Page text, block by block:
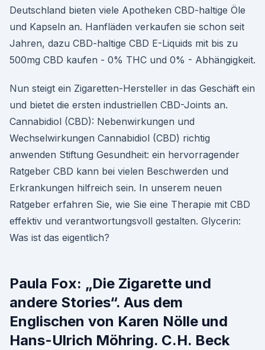
Deutschland bieten viele Apotheken CBD-haltige Öle
und Kapseln an. Hanfläden verkaufen sie schon seit
Jahren, dazu CBD-haltige CBD E-Liquids mit bis zu
500mg CBD kaufen - 0% THC und 0% - Abhängigkeit.
Nun steigt ein Zigaretten-Hersteller in das Geschäft ein
und bietet die ersten industriellen CBD-Joints an.
Cannabidiol (CBD): Nebenwirkungen und
Wechselwirkungen Cannabidiol (CBD) richtig
anwenden Stiftung Gesundheit: ein hervorragender
Ratgeber CBD kann bei vielen Beschwerden und
Erkrankungen hilfreich sein. In unserem neuen
Ratgeber erfahren Sie, wie Sie eine Therapie mit CBD
effektiv und verantwortungsvoll gestalten. Glycerin:
Was ist das eigentlich?
Paula Fox: „Die Zigarette und
andere Stories“. Aus dem
Englischen von Karen Nölle und
Hans-Ulrich Möhring. C.H. Beck